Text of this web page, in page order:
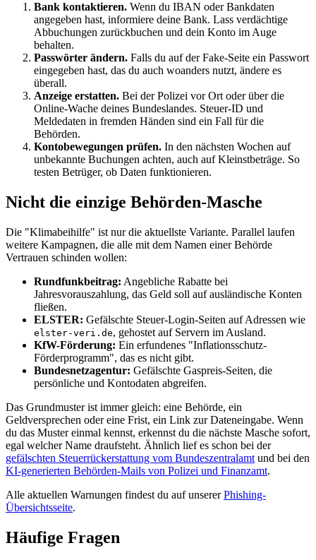
Bank kontaktieren. Wenn du IBAN oder Bankdaten
angegeben hast, informiere deine Bank. Lass verdächtige
Abbuchungen zurückbuchen und dein Konto im Auge
behalten.
Passwörter ändern. Falls du auf der Fake-Seite ein Passwort
eingegeben hast, das du auch woanders nutzt, ändere es
überall.
Anzeige erstatten. Bei der Polizei vor Ort oder über die
Online-Wache deines Bundeslandes. Steuer-ID und
Meldedaten in fremden Händen sind ein Fall für die
Behörden.
Kontobewegungen prüfen. In den nächsten Wochen auf
unbekannte Buchungen achten, auch auf Kleinstbeträge. So
testen Betrüger, ob Daten funktionieren.
Nicht die einzige Behörden-Masche
Die "Klimabeihilfe" ist nur die aktuellste Variante. Parallel laufen
weitere Kampagnen, die alle mit dem Namen einer Behörde
Vertrauen schinden wollen:
Rundfunkbeitrag: Angebliche Rabatte bei
Jahresvorauszahlung, das Geld soll auf ausländische Konten
fließen.
ELSTER: Gefälschte Steuer-Login-Seiten auf Adressen wie
elster-veri.de, gehostet auf Servern im Ausland.
KfW-Förderung: Ein erfundenes "Inflationsschutz-
Förderprogramm", das es nicht gibt.
Bundesnetzagentur: Gefälschte Gaspreis-Seiten, die
persönliche und Kontodaten abgreifen.
Das Grundmuster ist immer gleich: eine Behörde, ein
Geldversprechen oder eine Frist, ein Link zur Dateneingabe. Wenn
du das Muster einmal kennst, erkennst du die nächste Masche sofort,
egal welcher Name draufsteht. Ähnlich lief es schon bei der
gefälschten Steuerrückerstattung vom Bundeszentralamt und bei den
KI-generierten Behörden-Mails von Polizei und Finanzamt.
Alle aktuellen Warnungen findest du auf unsererPhishing-
Übersichtsseite.
Häufige Fragen